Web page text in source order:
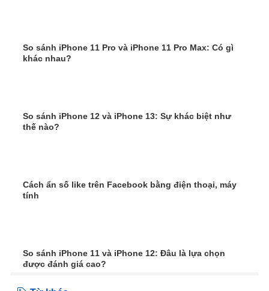
So sánh iPhone 11 Pro và iPhone 11 Pro Max: Có gì
khác nhau?
So sánh iPhone 12 và iPhone 13: Sự khác biệt như
thế nào?
Cách ẩn số like trên Facebook bằng điện thoại, máy
tính
So sánh iPhone 11 và iPhone 12: Đâu là lựa chọn
được đánh giá cao?